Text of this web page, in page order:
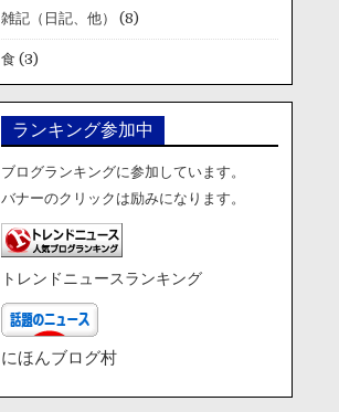
雑記（日記、他） (8)
食 (3)
ランキング参加中
ブログランキングに参加しています。
バナーのクリックは励みになります。
トレンドニュースランキング
にほんブログ村